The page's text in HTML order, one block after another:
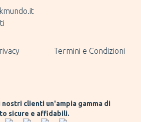
Termini e Condizioni
nostri clienti un'ampia gamma di
sicure e affidabili.